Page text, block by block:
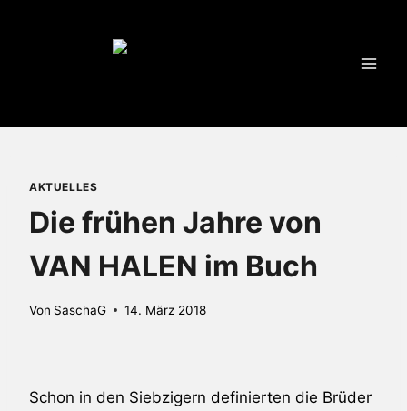
AKTUELLES
Die frühen Jahre von
VAN HALEN im Buch
Von SaschaG 14. März 2018
Schon in den Siebzigern definierten die Brüder